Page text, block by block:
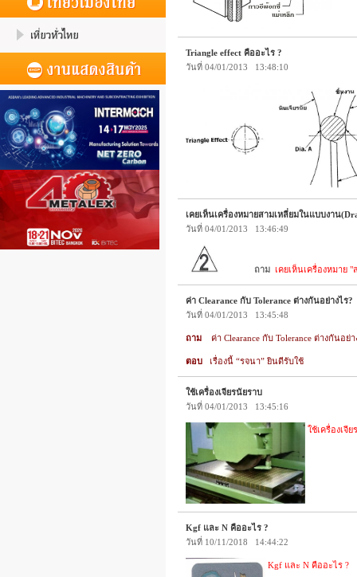
Triangle effect คืออะไร ?
วันที่ 04/01/2013 13:48:10
เคยเห็นเครื่องหมายสามเหลี่ยมในแบบงาน
วันที่ 04/01/2013 13:46:49
ถาม เคยเห็นเครื่องหมาย
ค่า Clearance กับ Tolerance ต่างกันอย่างไร?
วันที่ 04/01/2013 13:45:48
ถาม ค่า Clearance กับ Tolerance ต่างกันอ
ตอบ เรื่องนี้ “รจนา” ยินดีรับใช้
ใช้เครื่องเจียรนัยราบ
วันที่ 04/01/2013 13:45:16
ใช้เครื่องเจี
Kgf และ N คืออะไร ?
วันที่ 10/11/2018 14:44:22
Kgf และ N คืออะไร ?